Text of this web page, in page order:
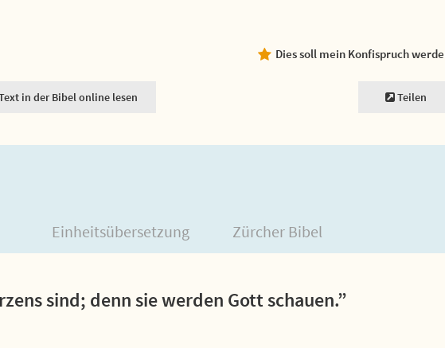
Dies soll mein Konfispruch
in der Bibel online lesen Teilen
Einheitsübersetzung Zürcher Bibel
sind; denn sie werden Gott schauen.”